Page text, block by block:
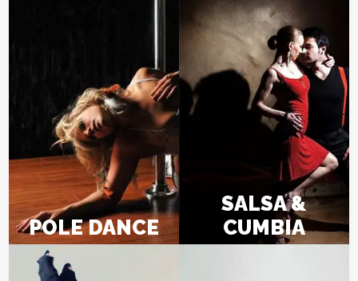
POLE DANCE
SALSA &
CUMBIA